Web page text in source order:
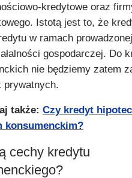
kredytowe oraz
Istotą jest to, że
w ramach
gospodarczej. Do
nie będziemy zatem
prywatnych.
także: Czy kredyt
konsumenckim?
cechy kredytu